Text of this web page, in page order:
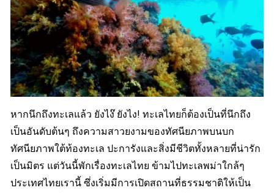
หากนึกถึงทะเลแล้ว ยังไง๊ ยังไง! ทะเลไทยก็ต้องเป็นที่นึกถึง
เป็นอันดับต้นๆ ถึงความสาวยงามของทัศนียภาพบนบก
ทัศนียภาพใต้ท้องทะเล ปะการังและสิ่งมีชีวิตทั้งหลายที่น่ารัก
เป็นมิตร แต่วันนี้พักเรื่องทะเลไทย ข้ามไปทะเลพม่าใกล้ๆ
ประเทศไทยเรานี้ซึ่งเริ่มมีการเปิดสถานที่ธรรมชาติให้เป็น